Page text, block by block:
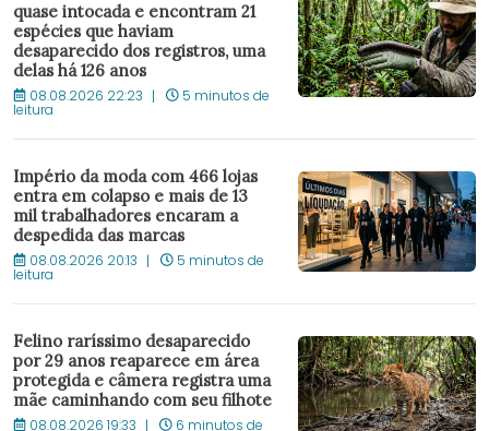
quase intocada e encontram 21
espécies que haviam
desaparecido dos registros, uma
delas há 126 anos
08.08.2026 22:23 5 minutos de
leitura
Império da moda com 466 lojas
entra em colapso e mais de 13
mil trabalhadores encaram a
despedida das marcas
08.08.2026 20:13 5 minutos de
leitura
Felino raríssimo desaparecido
por 29 anos reaparece em área
protegida e câmera registra uma
mãe caminhando com seu filhote
08.08.2026 19:33 6 minutos de